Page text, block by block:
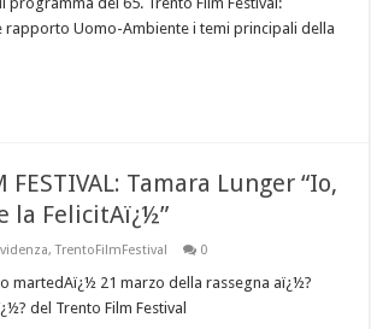
rapporto Uomo-Ambiente i temi principali della
FESTIVAL: Tamara Lunger “Io,
la FelicitAï¿½”
,TrentoFilmFestival 0
martedAï¿½ 21 marzo della rassegna aï¿½?
del Trento Film Festival